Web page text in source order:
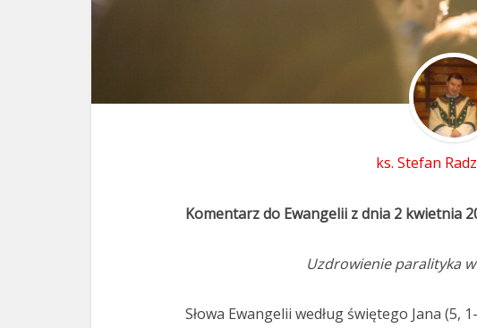
ks. Stefan
Komentarz do Ewangelii z dnia 2 kwietnia
Uzdrowienie paralityka
Słowa Ewangelii według świętego Jana (5,